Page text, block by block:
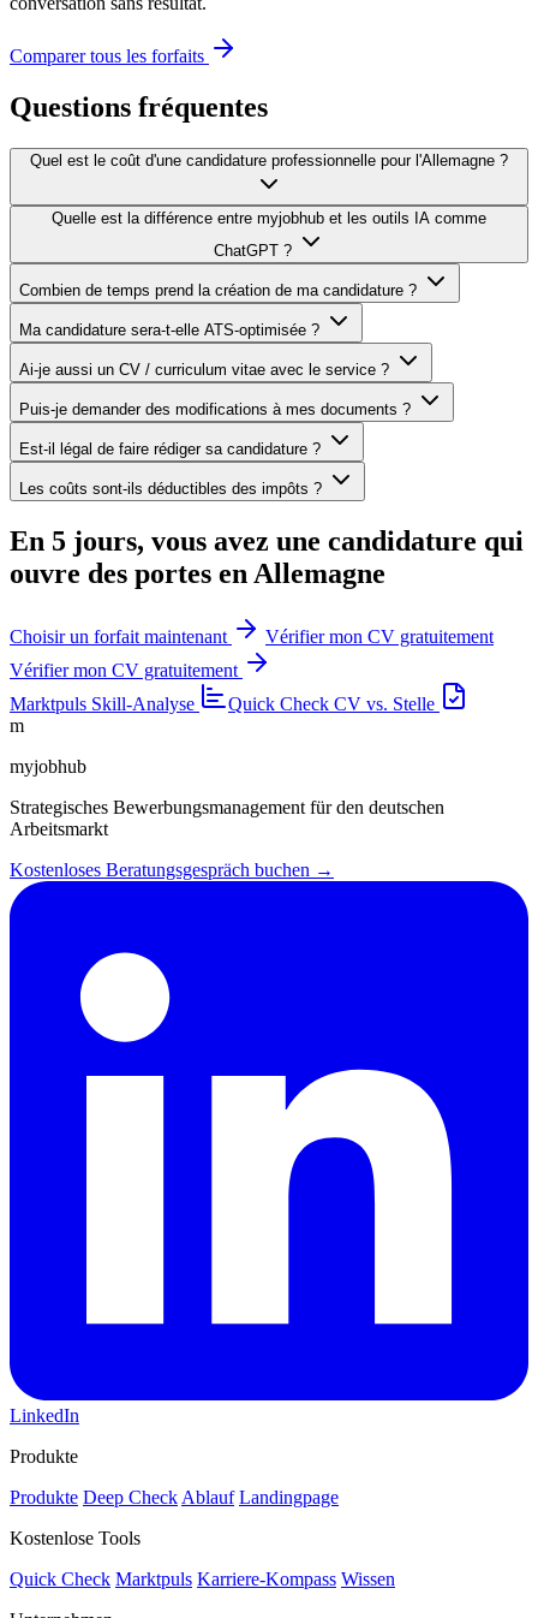
Comparer tous les forfaits
Questions fréquentes
Quel est le coût d'une candidature professionnelle pour l'Allemagne ?
Quelle est la différence entre myjobhub et les outils IA comme
ChatGPT ?
Combien de temps prend la création de ma candidature ?
Ma candidature sera-t-elle ATS-optimisée ?
Ai-je aussi un CV / curriculum vitae avec le service ?
Puis-je demander des modifications à mes documents ?
Est-il légal de faire rédiger sa candidature ?
Les coûts sont-ils déductibles des impôts ?
En 5 jours, vous avez une candidature qui
ouvre des portes en Allemagne
Choisir un forfait maintenant
Vérifier mon CV gratuitement
Vérifier mon CV gratuitement
Marktpuls Skill-Analyse Quick Check CV vs. Stelle
m
myjobhub
Strategisches Bewerbungsmanagement für den deutschen
Arbeitsmarkt
Kostenloses Beratungsgespräch buchen →
LinkedIn
Produkte
Produkte Deep Check Ablauf Landingpage
Kostenlose Tools
Quick Check Marktpuls Karriere-Kompass Wissen